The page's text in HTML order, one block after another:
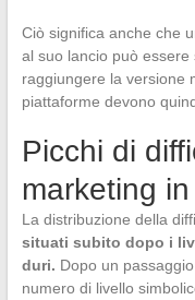
Ciò significa anche che
al suo lancio può
raggiungere la versione
piattaforme devono
Picchi di
marketing
La distribuzione della
situati subito dopo i
duri. Dopo un
numero di livello